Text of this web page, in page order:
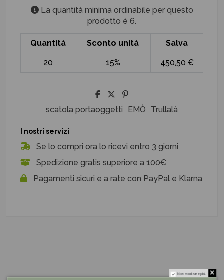
La quantità minima ordinabile per questo
prodotto è 6.
Quantità Sconto unità Salva
20 15% 450,50 €
scatola portaoggetti EMÒ Trullalà
I nostri servizi
Se lo compri ora lo ricevi entro 3 giorni
Spedizione gratis superiore a 100€
Pagamenti sicuri e a rate con PayPal e Klarna
Non mostrare più.